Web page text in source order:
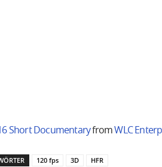
Short DocumentaryfromWLC
120 fps 3D HFR